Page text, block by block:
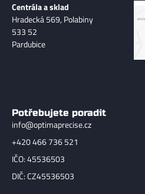
Centrála a sklad
Hradecká 569, Polabiny
533 52
Pardubice
Potřebujete poradit
info@optimaprecise.cz
+420 466 736 521
IČO: 45536503
DIČ: CZ45536503